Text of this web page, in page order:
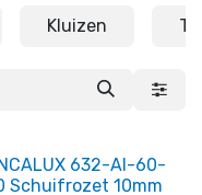
Kluizen
632-AI-60-
Schuifrozet 10mm